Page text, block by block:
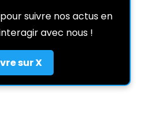
suivre nos actus en
avec nous !
sur X